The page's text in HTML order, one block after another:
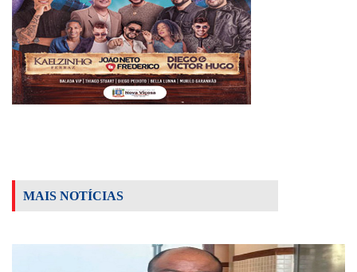
MAIS NOTÍCIAS